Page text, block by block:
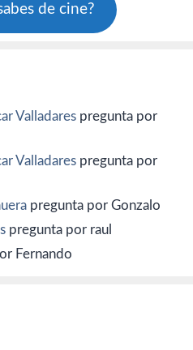
de cine?
Valladares pregunta por
Valladares pregunta por
pregunta por Gonzalo
pregunta por raul
Fernando